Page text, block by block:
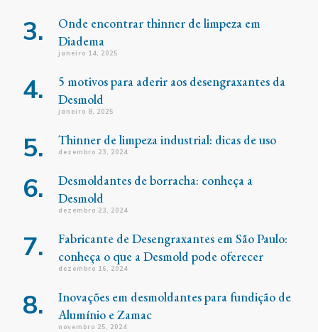
Onde encontrar thinner de limpeza em
Diadema
janeiro 14, 2025
5 motivos para aderir aos desengraxantes da
Desmold
janeiro 8, 2025
Thinner de limpeza industrial: dicas de uso
dezembro 23, 2024
Desmoldantes de borracha: conheça a
Desmold
dezembro 23, 2024
Fabricante de Desengraxantes em São Paulo:
conheça o que a Desmold pode oferecer
dezembro 16, 2024
Inovações em desmoldantes para fundição de
Alumínio e Zamac
novembro 25, 2024